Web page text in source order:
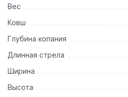
Вес
Ковш
Глубина копания
Длинная стрела
Ширина
Высота